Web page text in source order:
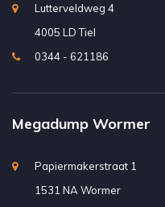
Lutterveldweg 4
4005 LD Tiel
0344 - 621186
Megadump Wormer
Papiermakerstraat 1
1531 NA Wormer